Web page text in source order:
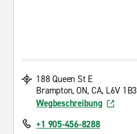
188 Queen St E
Brampton, ON, CA, L6V 1B3
Wegbeschreibung
+1 905-456-8288